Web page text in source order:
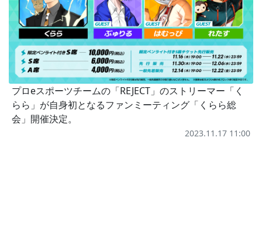
プロeスポーツチームの「REJECT」のストリーマー「く
らら」が自身初となるファンミーティング「くらら総
会」開催決定。
2023.11.17 11:00